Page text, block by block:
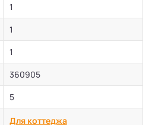
1
1
1
360905
5
Для коттеджа